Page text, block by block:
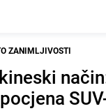
ZANIMLJIVOSTI